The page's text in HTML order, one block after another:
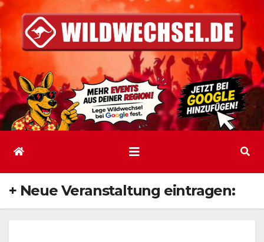
Inhalt
springen
+ Neue Veranstaltung eintragen: